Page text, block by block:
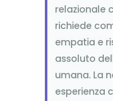
relazionale
richiede
empatia e
assoluto
umana. La
esperienza